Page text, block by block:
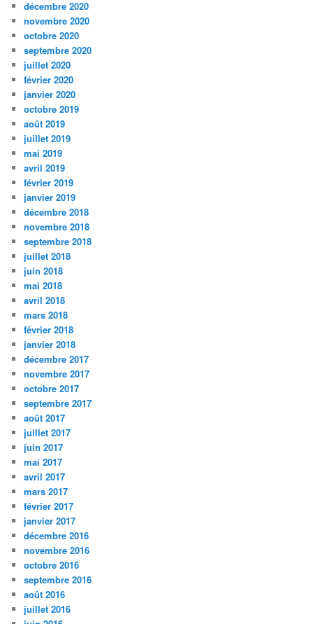
décembre 2020
novembre 2020
octobre 2020
septembre 2020
juillet 2020
février 2020
janvier 2020
octobre 2019
août 2019
juillet 2019
mai 2019
avril 2019
février 2019
janvier 2019
décembre 2018
novembre 2018
septembre 2018
juillet 2018
juin 2018
mai 2018
avril 2018
mars 2018
février 2018
janvier 2018
décembre 2017
novembre 2017
octobre 2017
septembre 2017
août 2017
juillet 2017
juin 2017
mai 2017
avril 2017
mars 2017
février 2017
janvier 2017
décembre 2016
novembre 2016
octobre 2016
septembre 2016
août 2016
juillet 2016